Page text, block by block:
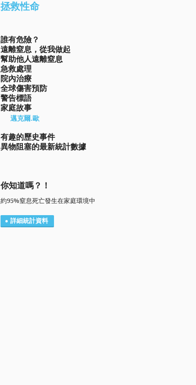
拯救性命
誰有危險？
遠離窒息，從我做起
幫助他人遠離窒息
急救處理
院內治療
全球傷害預防
警告標語
家庭故事
邁克爾.歐
有趣的歷史事件
異物阻塞的最新統計數據
你知道嗎？！
約95%窒息死亡發生在家庭環境中
詳細統計資料